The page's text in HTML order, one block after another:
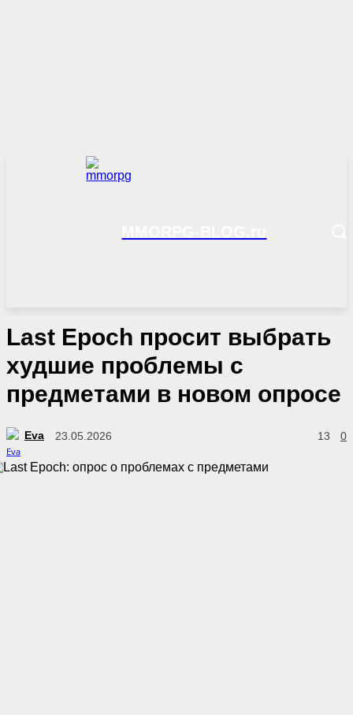
Last Epoch просит выбрать
худшие проблемы с
предметами в новом опросе
Eva 23.05.2026 0
13